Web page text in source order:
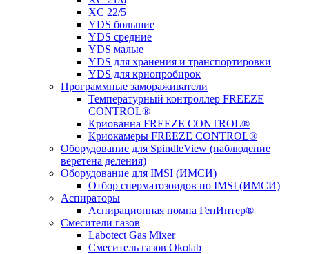
XC 22/5
YDS большие
YDS средние
YDS малые
YDS для хранения и транспортировки
YDS для криопробирок
Программные замораживатели
Температурный контроллер FREEZE
CONTROL®
Криованна FREEZE CONTROL®
Криокамеры FREEZE CONTROL®
Оборудование для SpindleView (наблюдение
веретена деления)
Оборудование для IMSI (ИМСИ)
Отбор сперматозоидов по IMSI (ИМСИ)
Аспираторы
Аспирационная помпа ГенИнтер®
Смесители газов
Labotect Gas Mixer
Смеситель газов Okolab